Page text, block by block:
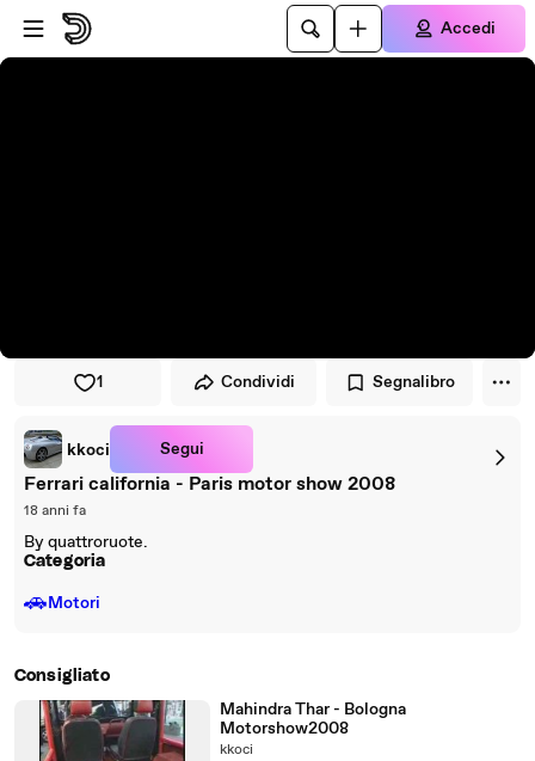
Vai al lettore
Passa al contenuto principale
Accedi
1 Condividi Segnalibro
kkoci Segui
Ferrari california - Paris motor show 2008
18 anni fa
By quattroruote.
Categoria
🚗Motori
Consigliato
Mahindra Thar - Bologna
Motorshow2008
kkoci